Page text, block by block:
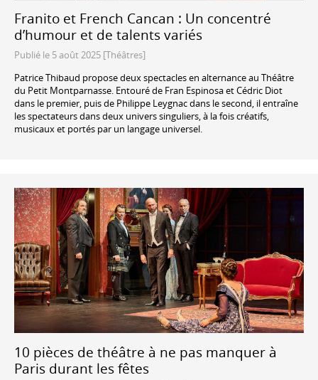
Franito et French Cancan : Un concentré
d’humour et de talents variés
Publié le 5 août 2025 [Théâtres]
Patrice Thibaud propose deux spectacles en alternance au Théâtre
du Petit Montparnasse. Entouré de Fran Espinosa et Cédric Diot
dans le premier, puis de Philippe Leygnac dans le second, il entraîne
les spectateurs dans deux univers singuliers, à la fois créatifs,
musicaux et portés par un langage universel.
10 pièces de théâtre à ne pas manquer à
Paris durant les fêtes